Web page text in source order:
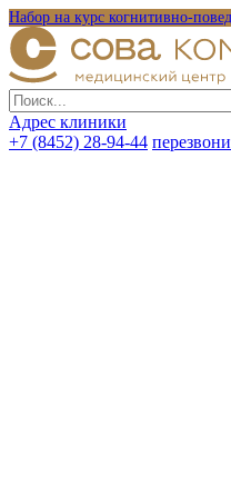
Набор на курс когнитивно-
Адрес клиники
+7 (8452) 28-94-44